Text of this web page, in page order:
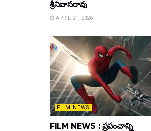
శ్రీనివాసరావు
APRIL 21, 2026
FILM NEWS
FILM NEWS : ప్రపంచాన్ని